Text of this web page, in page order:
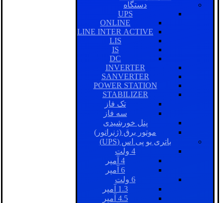
دستگاه
UPS
ONLINE
LINE INTER ACTIVE
LIS
IS
DC
INVERTER
SANVERTER
POWER STATION
STABILIZER
تک فاز
سه فاز
پنل خورشیدی
موتور برق (ژنراتور)
باتری یو پی اس (UPS)
4 ولت
4 آمپر
6 آمپر
6 ولت
1.3 آمپر
4.5 آمپر